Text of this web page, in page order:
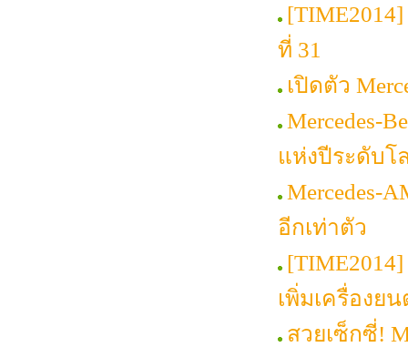
ที่ 31
เปิดตัว
Mercedes-
แห่งปีระดับโ
Mercedes-
อีกเท่าตัว
เพิ่มเครื่องย
สวยเซ็กซี่!